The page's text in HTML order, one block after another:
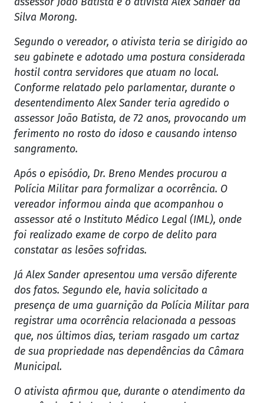
Silva Morong.
Segundo o vereador, o ativista teria se dirigido ao
seu gabinete e adotado uma postura considerada
hostil contra servidores que atuam no local.
Conforme relatado pelo parlamentar, durante o
desentendimento Alex Sander teria agredido o
assessor João Batista, de 72 anos, provocando um
ferimento no rosto do idoso e causando intenso
sangramento.
Após o episódio, Dr. Breno Mendes procurou a
Polícia Militar para formalizar a ocorrência. O
vereador informou ainda que acompanhou o
assessor até o Instituto Médico Legal (IML), onde
foi realizado exame de corpo de delito para
constatar as lesões sofridas.
Já Alex Sander apresentou uma versão diferente
dos fatos. Segundo ele, havia solicitado a
presença de uma guarnição da Polícia Militar para
registrar uma ocorrência relacionada a pessoas
que, nos últimos dias, teriam rasgado um cartaz
de sua propriedade nas dependências da Câmara
Municipal.
O ativista afirmou que, durante o atendimento da